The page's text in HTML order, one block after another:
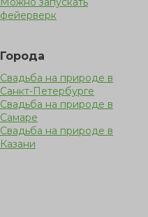
фейерверк
Города
Свадьба на природе в
Санкт-Петербурге
Свадьба на природе в
Самаре
Свадьба на природе в
Казани